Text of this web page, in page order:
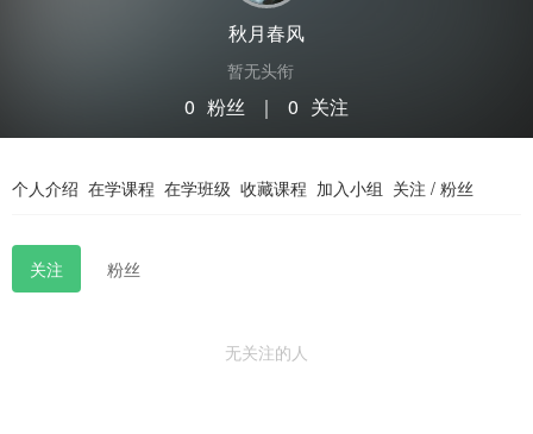
秋月春风
暂无头衔
0 粉丝 ｜ 0 关注
个人介绍 在学课程 在学班级 收藏课程 加入小组 关注 / 粉丝
关注 粉丝
无关注的人